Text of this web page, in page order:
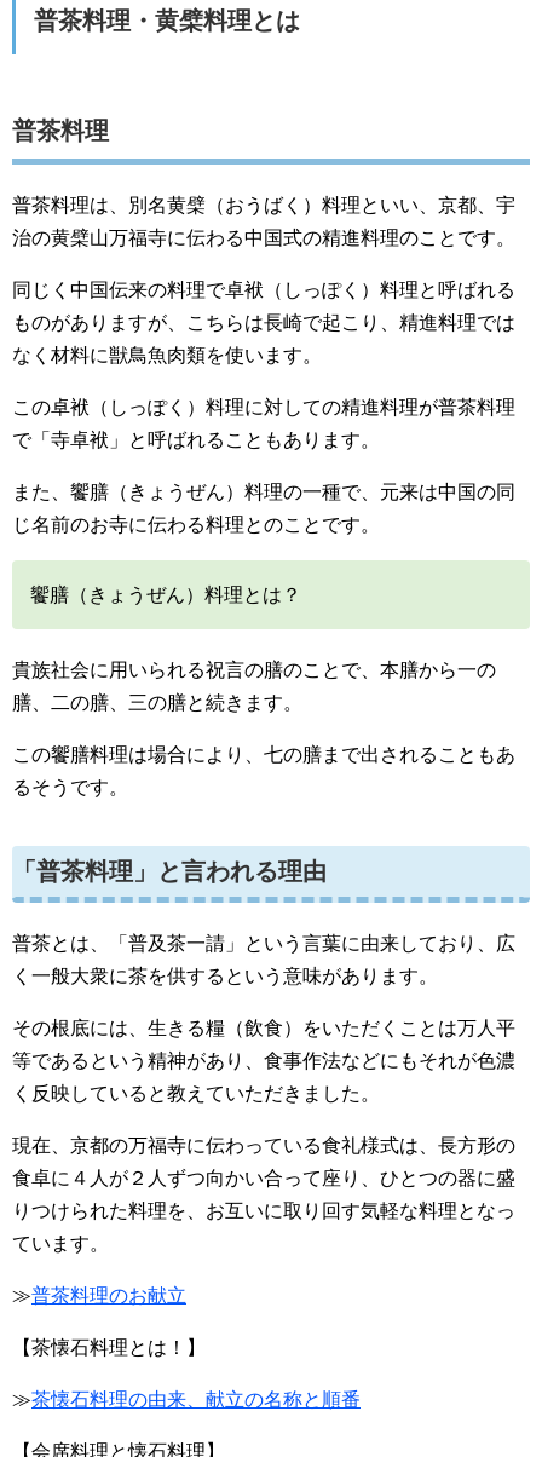
普茶料理・黄檗料理とは
普茶料理
普茶料理は、別名黄檗（おうばく）料理といい、京都、宇
治の黄檗山万福寺に伝わる中国式の精進料理のことです。
同じく中国伝来の料理で卓袱（しっぽく）料理と呼ばれる
ものがありますが、こちらは長崎で起こり、精進料理では
なく材料に獣鳥魚肉類を使います。
この卓袱（しっぽく）料理に対しての精進料理が普茶料理
で「寺卓袱」と呼ばれることもあります。
また、饗膳（きょうぜん）料理の一種で、元来は中国の同
じ名前のお寺に伝わる料理とのことです。
饗膳（きょうぜん）料理とは？
貴族社会に用いられる祝言の膳のことで、本膳から一の
膳、二の膳、三の膳と続きます。
この饗膳料理は場合により、七の膳まで出されることもあ
るそうです。
「普茶料理」と言われる理由
普茶とは、「普及茶一請」という言葉に由来しており、広
く一般大衆に茶を供するという意味があります。
その根底には、生きる糧（飲食）をいただくことは万人平
等であるという精神があり、食事作法などにもそれが色濃
く反映していると教えていただきました。
現在、京都の万福寺に伝わっている食礼様式は、長方形の
食卓に４人が２人ずつ向かい合って座り、ひとつの器に盛
りつけられた料理を、お互いに取り回す気軽な料理となっ
ています。
≫普茶料理のお献立
【茶懐石料理とは！】
≫茶懐石料理の由来、献立の名称と順番
【会席料理と懐石料理】